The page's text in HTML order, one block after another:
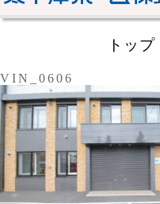
トップ
VIN_0606